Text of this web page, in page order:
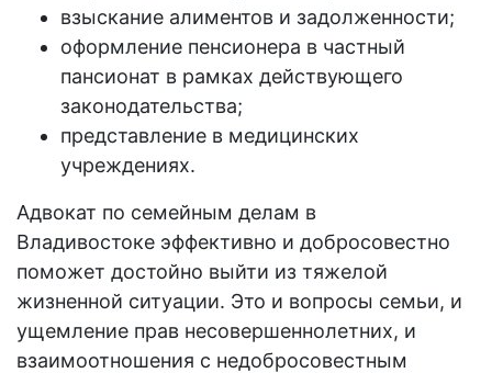
взыскание алиментов и задолженности;
оформление пенсионера в частный
пансионат в рамках действующего
законодательства;
представление в медицинских
учреждениях.
Адвокат по семейным делам в
Владивостоке эффективно и добросовестно
поможет достойно выйти из тяжелой
жизненной ситуации. Это и вопросы семьи, и
ущемление прав несовершеннолетних, и
взаимоотношения с недобросовестным